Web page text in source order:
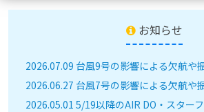
お知らせ
2026.07.09 台風9号の影響による欠航や
2026.06.27 台風7号の影響による欠航や
2026.05.01 5/19以降のAIR DO・スター